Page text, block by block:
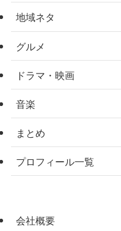
地域ネタ
グルメ
ドラマ・映画
音楽
まとめ
プロフィール一覧
会社概要